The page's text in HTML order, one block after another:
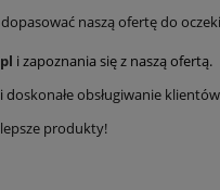
naszą ofertę do
i zapoznania się z naszą ofertą.
doskonałe obsługiwanie
produkty!